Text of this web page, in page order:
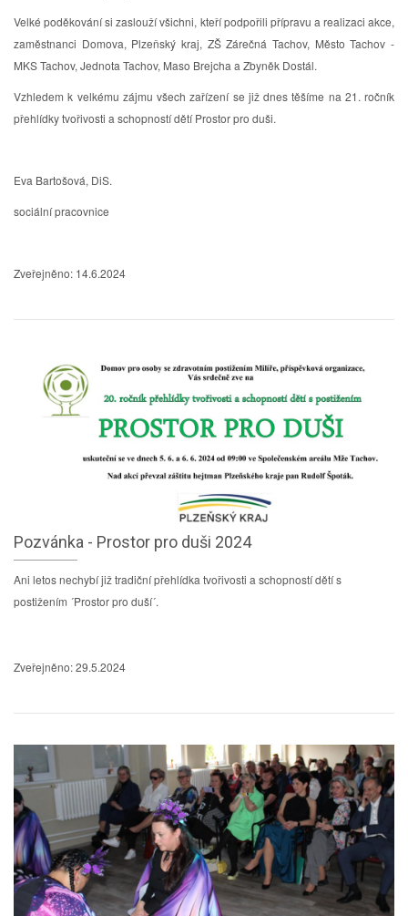
Velké poděkování si zaslouží všichni, kteří podpořili přípravu a realizaci akce,
zaměstnanci Domova, Plzeňský kraj, ZŠ Zárečná Tachov, Město Tachov -
MKS Tachov, Jednota Tachov, Maso Brejcha a Zbyněk Dostál.
Vzhledem k velkému zájmu všech zařízení se již dnes těšíme na 21. ročník
přehlídky tvořivosti a schopností dětí Prostor pro duši.
Eva Bartošová, DiS.
sociální pracovnice
Zveřejněno: 14.6.2024
Pozvánka - Prostor pro duši 2024
Ani letos nechybí již tradiční přehlídka tvořivosti a schopností dětí s
postižením ´Prostor pro duší´.
Zveřejněno: 29.5.2024